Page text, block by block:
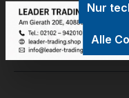
GPSR Information
Bewertungen
Nur
Alle